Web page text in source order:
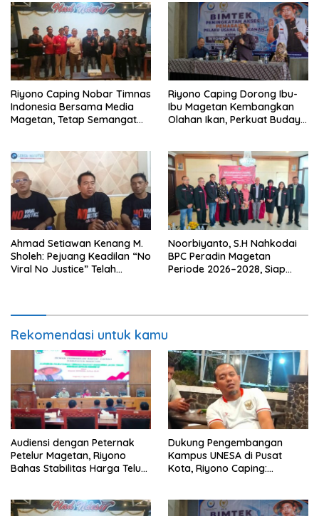
Riyono Caping Nobar Timnas
Indonesia Bersama Media
Magetan, Tetap Semangat
Riyono Caping Dorong Ibu-
Ibu Magetan Kembangkan
Olahan Ikan, Perkuat Budaya
Ahmad Setiawan Kenang M.
Sholeh: Pejuang Keadilan “No
Viral No Justice” Telah
Noorbiyanto, S.H Nahkodai
BPC Peradin Magetan
Periode 2026–2028, Siap
Rekomendasi untuk kamu
Audiensi dengan Peternak
Petelur Magetan, Riyono
Bahas Stabilitas Harga Telur
Dukung Pengembangan
Kampus UNESA di Pusat
Kota, Riyono Caping: